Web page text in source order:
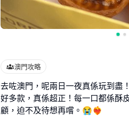
澳門攻略
去咗澳門，呢兩日一夜真係玩到盡
好多款，真係超正！每一口都係酥
顧，迫不及待想再嚐。😭❤️‍🔥